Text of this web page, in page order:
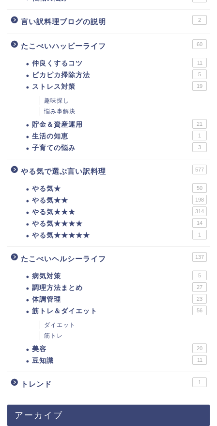
言い訳料理ブログの説明 2
たこべいハッピーライフ 60
仲良くするコツ 11
ピカピカ掃除方法 5
ストレス対策 19
趣味探し
悩み事解決
貯金＆資産運用 21
生活の知恵 1
子育ての悩み 3
やる気で選ぶ言い訳料理 577
やる気★ 50
やる気★★ 198
やる気★★★ 314
やる気★★★★ 14
やる気★★★★★ 1
たこべいヘルシーライフ 137
病気対策 5
調理方法まとめ 27
体調管理 23
筋トレ＆ダイエット 56
ダイエット
筋トレ
美容 20
豆知識 11
トレンド 1
アーカイブ